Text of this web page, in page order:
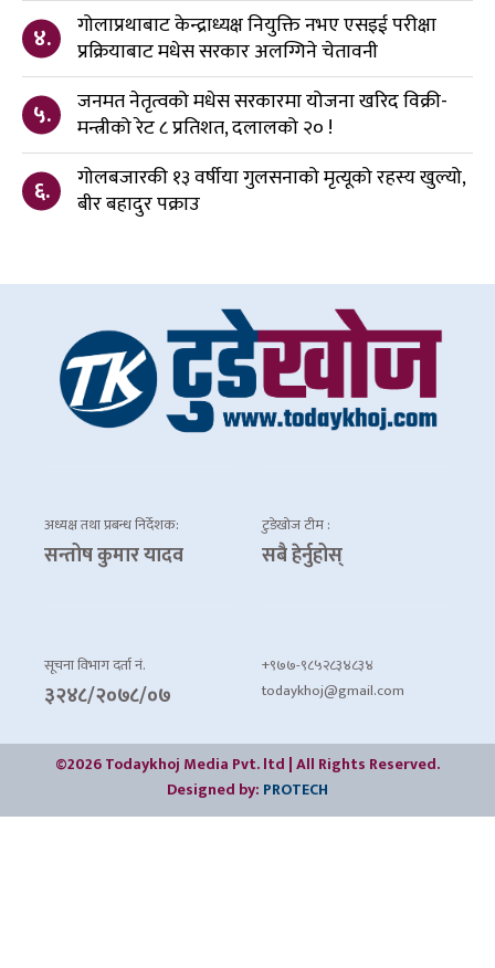
४.
गोलाप्रथाबाट केन्द्राध्यक्ष नियुक्ति नभए एसइई परीक्षा
प्रक्रियाबाट मधेस सरकार अलग्गिने चेतावनी
५.
जनमत नेतृत्वको मधेस सरकारमा योजना खरिद विक्री-
मन्त्रीको रेट ८ प्रतिशत, दलालको २० !
६.
गोलबजारकी १३ वर्षीया गुलसनाको मृत्यूको रहस्य खुल्यो,
बीर बहादुर पक्राउ
अध्यक्ष तथा प्रबन्ध निर्देशक:
सन्तोष कुमार यादव
टुडेखोज टीम :
सबै हेर्नुहोस्
सूचना विभाग दर्ता नं.
३२४८/२०७८/०७
+९७७-९८५२८३४८३४
todaykhoj@gmail.com
©2026 Todaykhoj Media Pvt. ltd | All Rights Reserved.
Designed by: PROTECH